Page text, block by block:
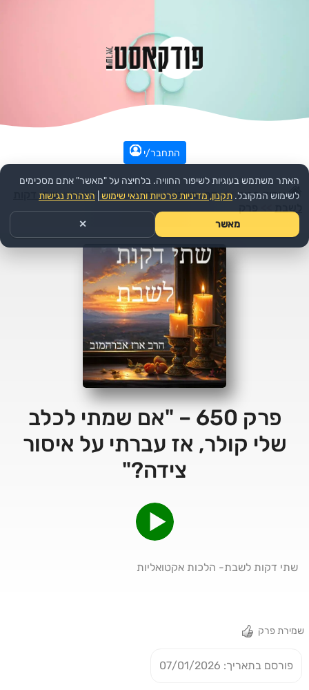
התחבר/י
עמוד הבית >> דת ורוחני >> יהדות >>הפודקאסט: שתי דקות
פרק 650 – "אם שמתי לכלב
שלי קולר, אז עברתי על איסור
צידה?"
שתי דקות לשבת- הלכות אקטואליות
שמירת פרק
פורסם בתאריך: 07/01/2026
האתר משתמש בעוגיות לשיפור החוויה. בלחיצה על "מאשר" אתם מסכימים
לשימוש המקובל. תקנון, מדיניות פרטיות ותנאי שימוש הצהרת נגישות
מאשר ✕